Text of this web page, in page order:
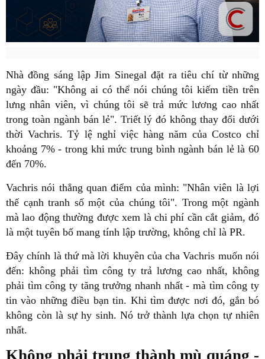
Nhà đồng sáng lập Jim Sinegal đặt ra tiêu chí từ những
ngày đầu: "Không ai có thể nói chúng tôi kiếm tiền trên
lưng nhân viên, vì chúng tôi sẽ trả mức lương cao nhất
trong toàn ngành bán lẻ". Triết lý đó không thay đổi dưới
thời Vachris. Tỷ lệ nghỉ việc hàng năm của Costco chỉ
khoảng 7% - trong khi mức trung bình ngành bán lẻ là 60
đến 70%.
Vachris nói thẳng quan điểm của mình: "Nhân viên là lợi
thế cạnh tranh số một của chúng tôi". Trong một ngành
mà lao động thường được xem là chi phí cần cắt giảm, đó
là một tuyên bố mang tính lập trường, không chỉ là PR.
Đây chính là thứ mà lời khuyên của cha Vachris muốn nói
đến: không phải tìm công ty trả lương cao nhất, không
phải tìm công ty tăng trưởng nhanh nhất - mà tìm công ty
tin vào những điều bạn tin. Khi tìm được nơi đó, gắn bó
không còn là sự hy sinh. Nó trở thành lựa chọn tự nhiên
nhất.
Không phải trung thành mù quáng -